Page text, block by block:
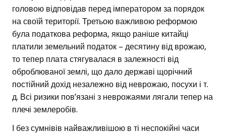
головою відповідав перед імператором за порядок
на своїй території. Третьою важливою реформою
була податкова реформа, якщо раніше китайці
платили земельний податок – десятину від врожаю,
то тепер плата стягувалася в залежності від
оброблюваної землі, що дало державі щорічний
постійний дохід незалежно від неврожаю, посухи і т.
д. Всі ризики пов’язані з неврожаями лягали тепер на
плечі землеробів.
І без сумнівів найважливішою в ті неспокійні часи